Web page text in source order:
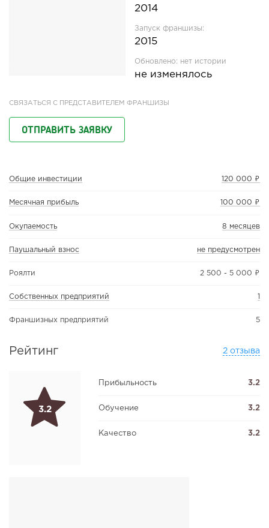
2014
Запуск франшизы:
2015
Обновлено: нет истории
не изменялось
СВЯЗАТЬСЯ С ПРЕДСТАВИТЕЛЕМ ФРАНШИЗЫ
ОТПРАВИТЬ ЗАЯВКУ
Общие инвестиции 120 000 ₽
Месячная прибыль 100 000 ₽
Окупаемость 8 месяцев
Паушальный взнос не предусмотрен
Роялти 2 500 - 5 000 ₽
Собственных предприятий 1
Франшизных предприятий 5
Рейтинг 2 отзыва
3.2
Прибыльность 3.2
Обучение 3.2
Качество 3.2